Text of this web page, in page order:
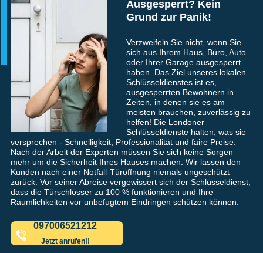
Ausgesperrt? Kein
Grund zur Panik!
Verzweifeln Sie nicht, wenn Sie
sich aus Ihrem Haus, Büro, Auto
oder Ihrer Garage ausgesperrt
haben. Das Ziel unseres lokalen
Schlüsseldienstes ist es,
ausgesperrten Bewohnern in
Zeiten, in denen sie es am
meisten brauchen, zuverlässig zu
helfen! Die Londoner
Schlüsseldienste halten, was sie
versprechen - Schnelligkeit, Professionalität und faire Preise.
Nach der Arbeit der Experten müssen Sie sich keine Sorgen
mehr um die Sicherheit Ihres Hauses machen. Wir lassen den
Kunden nach einer Notfall-Türöffnung niemals ungeschützt
zurück. Vor seiner Abreise vergewissert sich der Schlüsseldienst,
dass die Türschlösser zu 100 % funktionieren und Ihre
Räumlichkeiten vor unbefugtem Eindringen schützen können.
097006521212
Jetzt anrufen!!